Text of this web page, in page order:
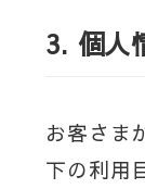
3. 個人
お客さま
下の利用